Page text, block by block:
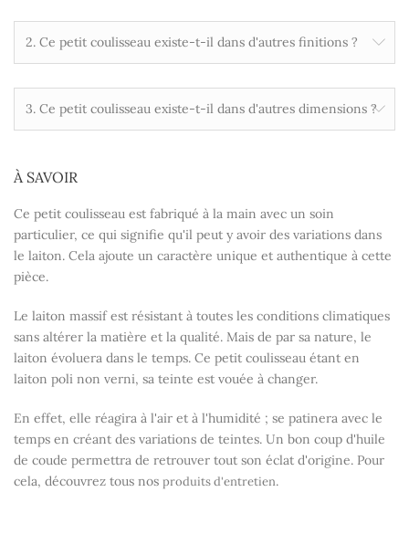
2. Ce petit coulisseau existe-t-il dans d'autres finitions ?
3. Ce petit coulisseau existe-t-il dans d'autres dimensions ?
À SAVOIR
Ce petit coulisseau est fabriqué à la main avec un soin
particulier, ce qui signifie qu'il peut y avoir des variations dans
le laiton. Cela ajoute un caractère unique et authentique à cette
pièce.
Le laiton massif est résistant à toutes les conditions climatiques
sans altérer la matière et la qualité. Mais de par sa nature, le
laiton évoluera dans le temps. Ce petit coulisseau étant en
laiton poli non verni, sa teinte est vouée à changer.
En effet, elle réagira à l'air et à l'humidité ; se patinera avec le
temps en créant des variations de teintes. Un bon coup d'huile
de coude permettra de retrouver tout son éclat d'origine. Pour
cela, découvrez tous nos produits d'entretien.